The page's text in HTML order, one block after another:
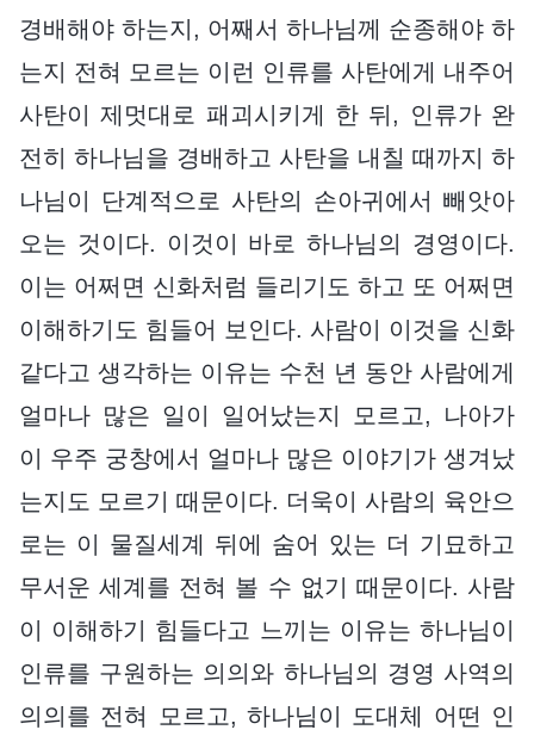
경배해야 하는지, 어째서 하나님께 순종해야 하
는지 전혀 모르는 이런 인류를 사탄에게 내주어
사탄이 제멋대로 패괴시키게 한 뒤, 인류가 완
전히 하나님을 경배하고 사탄을 내칠 때까지 하
나님이 단계적으로 사탄의 손아귀에서 빼앗아
오는 것이다. 이것이 바로 하나님의 경영이다.
이는 어쩌면 신화처럼 들리기도 하고 또 어쩌면
이해하기도 힘들어 보인다. 사람이 이것을 신화
같다고 생각하는 이유는 수천 년 동안 사람에게
얼마나 많은 일이 일어났는지 모르고, 나아가
이 우주 궁창에서 얼마나 많은 이야기가 생겨났
는지도 모르기 때문이다. 더욱이 사람의 육안으
로는 이 물질세계 뒤에 숨어 있는 더 기묘하고
무서운 세계를 전혀 볼 수 없기 때문이다. 사람
이 이해하기 힘들다고 느끼는 이유는 하나님이
인류를 구원하는 의의와 하나님의 경영 사역의
의의를 전혀 모르고, 하나님이 도대체 어떤 인